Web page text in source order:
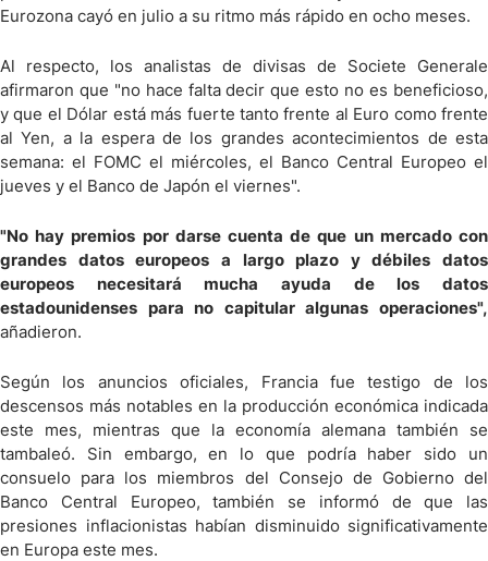
Eurozona cayó en julio a su ritmo más rápido en ocho meses.
Al respecto, los analistas de divisas de Societe Generale
afirmaron que "no hace falta decir que esto no es beneficioso,
y que el Dólar está más fuerte tanto frente al Euro como frente
al Yen, a la espera de los grandes acontecimientos de esta
semana: el FOMC el miércoles, el Banco Central Europeo el
jueves y el Banco de Japón el viernes".
"No hay premios por darse cuenta de que un mercado con
grandes datos europeos a largo plazo y débiles datos
europeos necesitará mucha ayuda de los datos
estadounidenses para no capitular algunas operaciones",
añadieron.
Según los anuncios oficiales, Francia fue testigo de los
descensos más notables en la producción económica indicada
este mes, mientras que la economía alemana también se
tambaleó. Sin embargo, en lo que podría haber sido un
consuelo para los miembros del Consejo de Gobierno del
Banco Central Europeo, también se informó de que las
presiones inflacionistas habían disminuido significativamente
en Europa este mes.